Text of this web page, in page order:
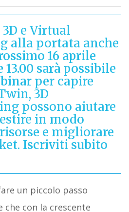
e Virtual
alla portata anche
16 aprile
13.00 sarà possibile
per capire
3D
possono aiutare
in modo
e migliorare
Iscriviti subito
un piccolo passo
che con la crescente